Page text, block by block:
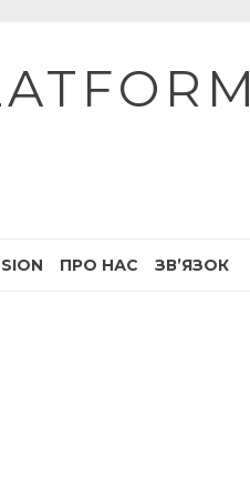
ПРО НАС ЗВ’ЯЗОК